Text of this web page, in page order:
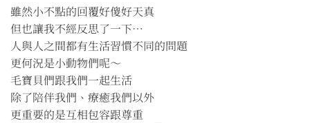
雖然小不點的回覆好傻好天真
但也讓我不經反思了一下⋯
人與人之間都有生活習慣不同的問題
更何況是小動物們呢～
毛寶貝們跟我們一起生活
除了陪伴我們、療癒我們以外
更重要的是互相包容跟尊重